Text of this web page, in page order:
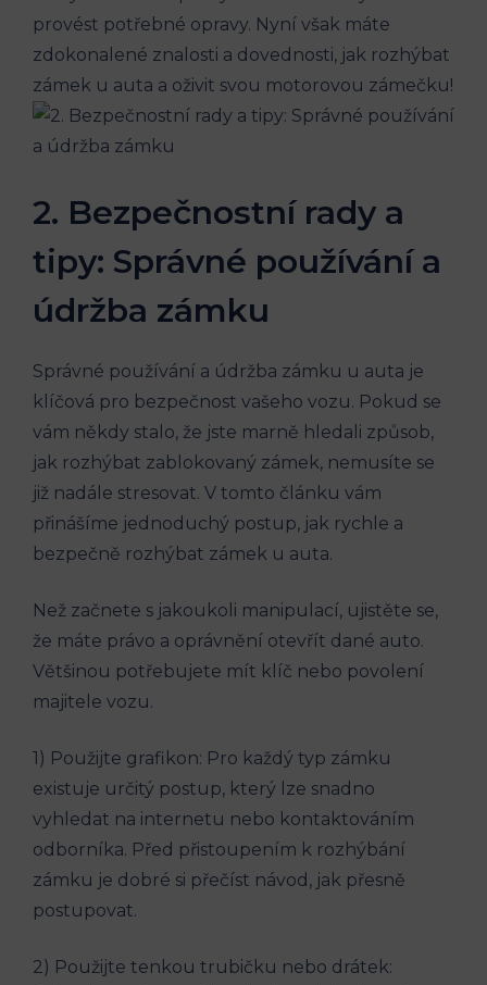
provést potřebné opravy. Nyní však máte
zdokonalené znalosti a dovednosti, jak rozhýbat
zámek u auta a oživit svou motorovou zámečku!
2. Bezpečnostní rady a
tipy: Správné používání a
údržba zámku
Správné používání a údržba zámku u auta je
klíčová pro bezpečnost vašeho vozu. Pokud se
vám někdy stalo, že jste marně hledali způsob,
jak rozhýbat zablokovaný zámek, nemusíte se
již nadále stresovat. V tomto článku vám
přinášíme jednoduchý postup, jak rychle a
bezpečně rozhýbat zámek u auta.
Než začnete s jakoukoli manipulací, ujistěte se,
že máte právo a oprávnění otevřít dané auto.
Většinou potřebujete mít klíč nebo povolení
majitele vozu.
1) Použijte grafikon: Pro každý typ zámku
existuje určitý postup, který lze snadno
vyhledat na internetu nebo kontaktováním
odborníka. Před přistoupením k rozhýbání
zámku je dobré si přečíst návod, jak přesně
postupovat.
2) Použijte tenkou trubičku nebo drátek: